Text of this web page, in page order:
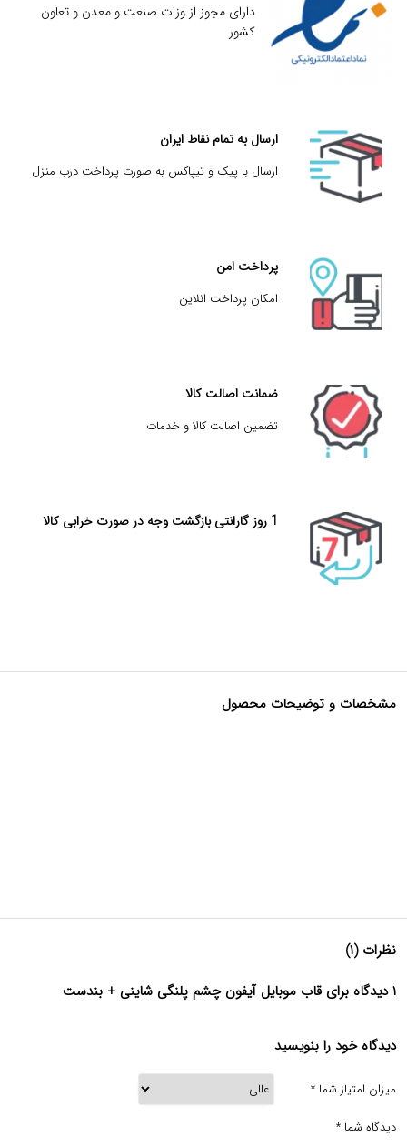
دارای مجوز از وزات صنعت و معدن و تعاون
کشور
ارسال به تمام نقاط ایران
ارسال با پیک و تیپاکس به صورت پرداخت درب منزل
پرداخت امن
امکان پرداخت انلاین
ضمانت اصالت کالا
تضمین اصالت کالا و خدمات
1 روز گارانتی بازگشت وجه در صورت خرابی کالا
مشخصات و توضیحات محصول
نظرات (۱)
۱ دیدگاه برای قاب موبایل آیفون چشم پلنگی شاینی + بندست
دیدگاه خود را بنویسید
میزان امتیاز شما *
دیدگاه شما *